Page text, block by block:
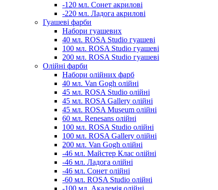
-120 мл. Сонет акрилові
-220 мл. Ладога акрилові
Гуашеві фарби
Набори гуашевих
40 мл. ROSA Studio гуашеві
100 мл. ROSA Studio гуашеві
200 мл. ROSA Studio гуашеві
Олійні фарби
Набори олійних фарб
40 мл. Van Gogh олійні
45 мл. ROSA Studio олійні
45 мл. ROSA Gallery олійні
45 мл. ROSA Museum олійні
60 мл. Renesans олійні
100 мл. ROSA Studio олійні
100 мл. ROSA Gallery олійні
200 мл. Van Gogh олійні
-46 мл. Майстер Клас олійні
-46 мл. Ладога олійні
-46 мл. Сонет олійні
-60 мл. ROSA Studio олійні
-100 мл. Академія олійні